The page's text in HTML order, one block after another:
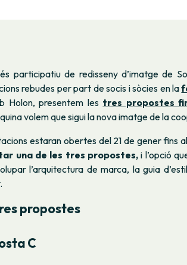
participatiu de redisseny d’imatge de
rebudes per part de socis i sòcies en la
Holon, presentem les tres propostes
volem que sigui la nova imatge de la
estaran obertes del 21 de gener fins
una de les tres propostes, i l’opció
l’arquitectura de marca, la guia
propostes
C